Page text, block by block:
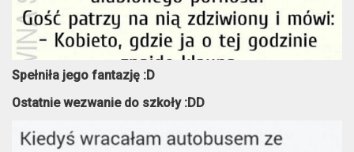
Spełniła jego fantazję :D
Ostatnie wezwanie do szkoły :DD